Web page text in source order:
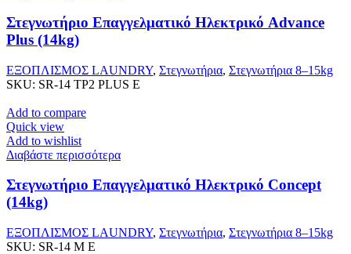
Στεγνωτήριο Επαγγελματικό Ηλεκτρικό Advance
Plus (14kg)
ΕΞΟΠΛΙΣΜΟΣ LAUNDRY, Στεγνωτήρια, Στεγνωτήρια 8–15kg
SKU: SR-14 TP2 PLUS E
Add to compare
Quick view
Add to wishlist
Διαβάστε περισσότερα
Στεγνωτήριο Επαγγελματικό Ηλεκτρικό Concept
(14kg)
ΕΞΟΠΛΙΣΜΟΣ LAUNDRY, Στεγνωτήρια, Στεγνωτήρια 8–15kg
SKU: SR-14 M E